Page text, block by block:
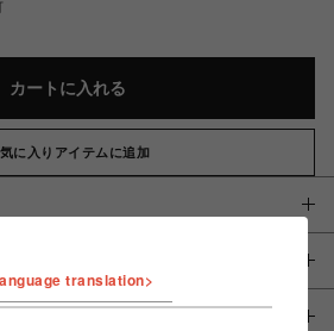
カートに入れる
に入りアイテムに追加
translation>